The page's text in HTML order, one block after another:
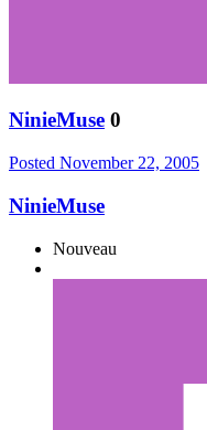
NinieMuse 0
Posted November 22, 2005
NinieMuse
Nouveau